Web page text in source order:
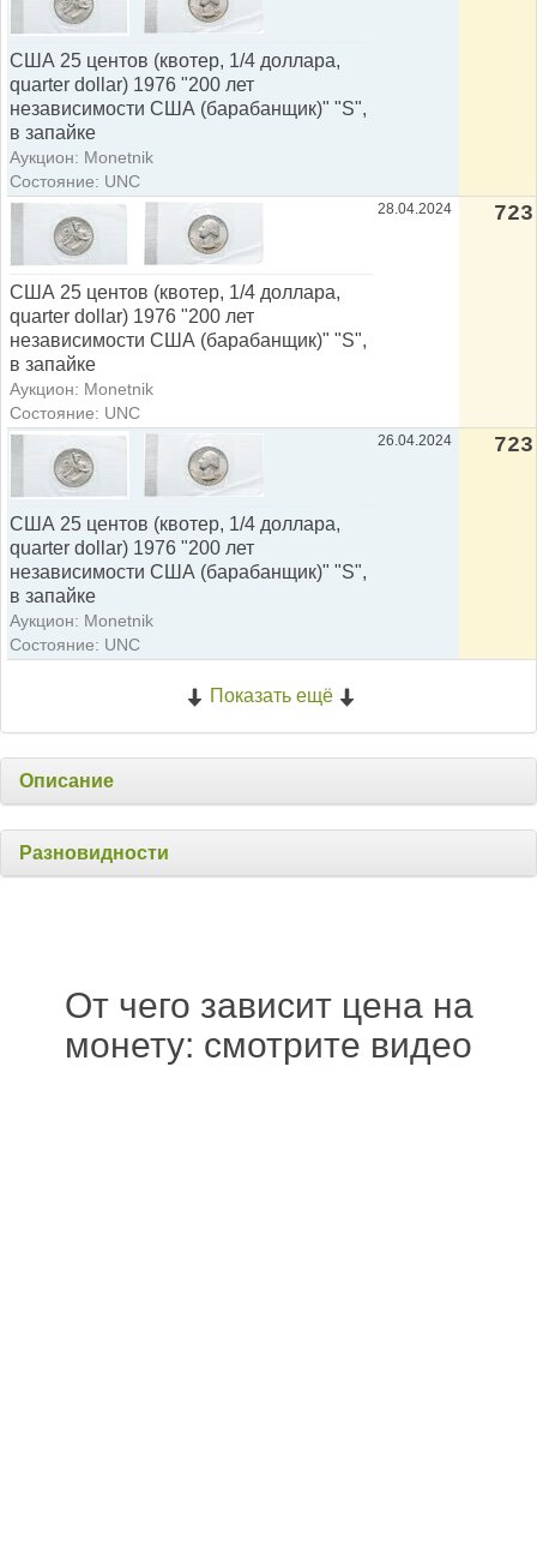
США 25 центов (квотер, 1/4 доллара,
quarter dollar) 1976 "200 лет
независимости США (барабанщик)" "S",
в запайке
Аукцион: Monetnik
Состояние: UNC
США 25 центов (квотер, 1/4 доллара,
quarter dollar) 1976 "200 лет
независимости США (барабанщик)" "S",
в запайке
Аукцион: Monetnik
Состояние: UNC
28.04.2024 723
США 25 центов (квотер, 1/4 доллара,
quarter dollar) 1976 "200 лет
независимости США (барабанщик)" "S",
в запайке
Аукцион: Monetnik
Состояние: UNC
26.04.2024 723
Показать ещё
Описание
Разновидности
От чего зависит цена на
монету: смотрите видео